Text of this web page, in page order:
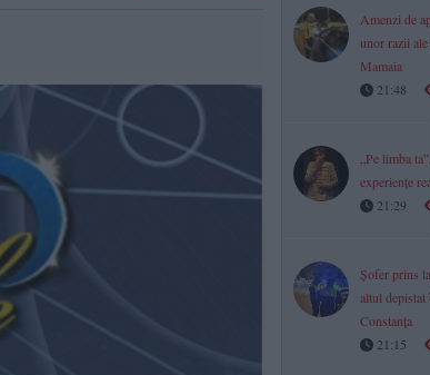
Amenzi de
unor razii
Mamaia
21:48
„Pe limba
experiențe
21:29
Șofer prins
altul
Constanța
21:15